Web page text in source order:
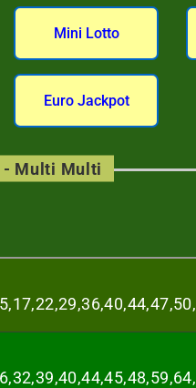
Mini Lotto
Euro Jackpot
- Multi Multi